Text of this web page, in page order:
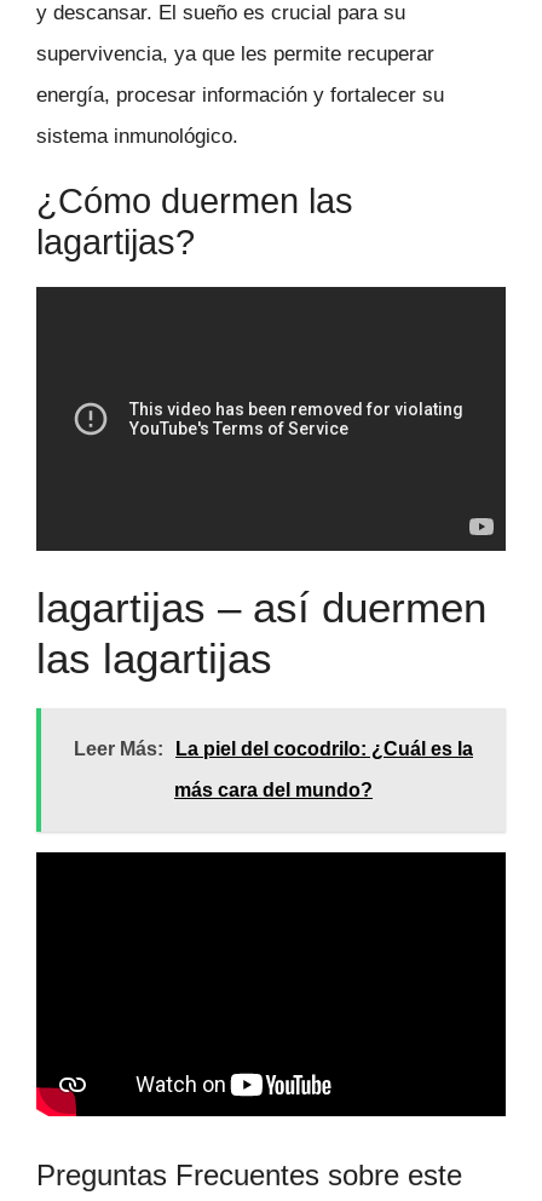
y descansar. El sueño es crucial para su
supervivencia, ya que les permite recuperar
energía, procesar información y fortalecer su
sistema inmunológico.
¿Cómo duermen las
lagartijas?
lagartijas – así duermen
las lagartijas
Leer Más:
La piel del cocodrilo: ¿Cuál es la
más cara del mundo?
Preguntas Frecuentes sobre este